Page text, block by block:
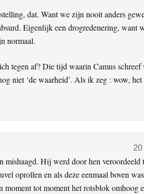
dat. Want we zijn nooit anders
Eigenlijk een drogredenering, want
normaal.
tegen af? Die tijd waarin Camus
niet ‘de waarheid’. Als ik zeg : wow, het
Hij werd door hen veroordeeld
oprollen en als deze eenmaal boven
tot moment het rotsblok omhoog